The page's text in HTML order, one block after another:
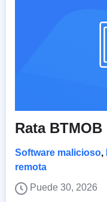
Rata BTMOB
Software malicioso,
remota
Puede 30, 2026